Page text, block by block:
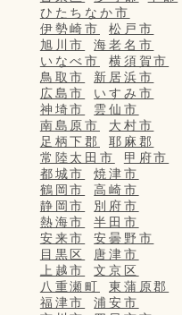
ひたちなか市
伊勢崎市
松戸市
旭川市
海老名市
いなべ市
横須賀市
鳥取市
新居浜市
広島市
いすみ市
神埼市
雲仙市
南島原市
大村市
足柄下郡
耶麻郡
常陸太田市
甲府市
都城市
焼津市
鶴岡市
高崎市
静岡市
別府市
熱海市
半田市
安来市
安曇野市
目黒区
唐津市
上越市
文京区
八重瀬町
東蒲原郡
福津市
浦安市